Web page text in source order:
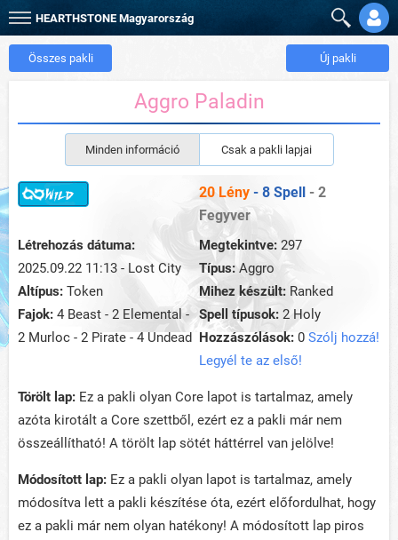
HEARTHSTONE Magyarország
Összes pakli Új pakli
Aggro Paladin
Minden információ Csak a pakli lapjai
20 Lény - 8 Spell - 2
Fegyver
Létrehozás dátuma:
2025.09.22 11:13 - Lost City
Megtekintve: 297
Típus:Aggro
Altípus: Token Mihez készült: Ranked
Fajok: 4 Beast - 2 Elemental -
2 Murloc - 2 Pirate - 4 Undead
Spell típusok: 2 Holy
Hozzászólások: 0 Szólj hozzá!
Legyél te az első!
Törölt lap: Ez a pakli olyan Core lapot is tartalmaz, amely
azóta kirotált a Core szettből, ezért ez a pakli már nem
összeállítható! A törölt lap sötét háttérrel van jelölve!
Módosított lap: Ez a pakli olyan lapot is tartalmaz, amely
módosítva lett a pakli készítése óta, ezért előfordulhat, hogy
ez a pakli már nem olyan hatékony! A módosított lap piros